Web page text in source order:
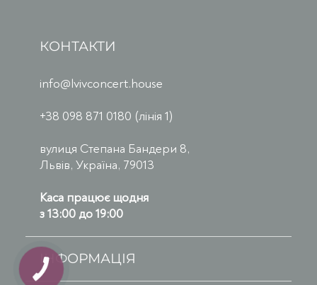
КОНТАКТИ
info@lvivconcert.house
+38 098 871 0180 (лінія 1)
вулиця Степана Бандери 8,
Львів, Україна, 79013
Каса працює щодня
з 13:00 до 19:00
ІНФОРМАЦІЯ